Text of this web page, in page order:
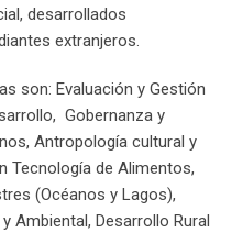
desarrollados
extranjeros.
son: Evaluación y Gestión
Gobernanza y
Antropología cultural y
Tecnología de Alimentos,
(Océanos y Lagos),
Ambiental, Desarrollo Rural